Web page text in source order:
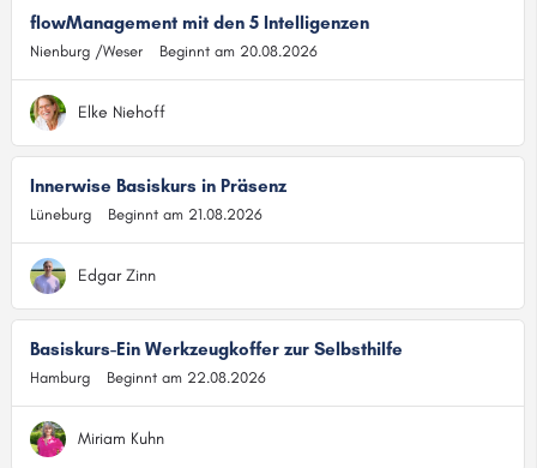
flowManagement mit den 5 Intelligenzen
Nienburg /Weser Beginnt am 20.08.2026
Elke Niehoff
Innerwise Basiskurs in Präsenz
Lüneburg Beginnt am 21.08.2026
Edgar Zinn
Basiskurs-Ein Werkzeugkoffer zur Selbsthilfe
Hamburg Beginnt am 22.08.2026
Miriam Kuhn